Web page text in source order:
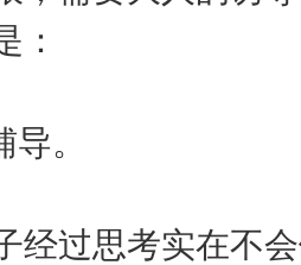
：
。
过思考实在不会